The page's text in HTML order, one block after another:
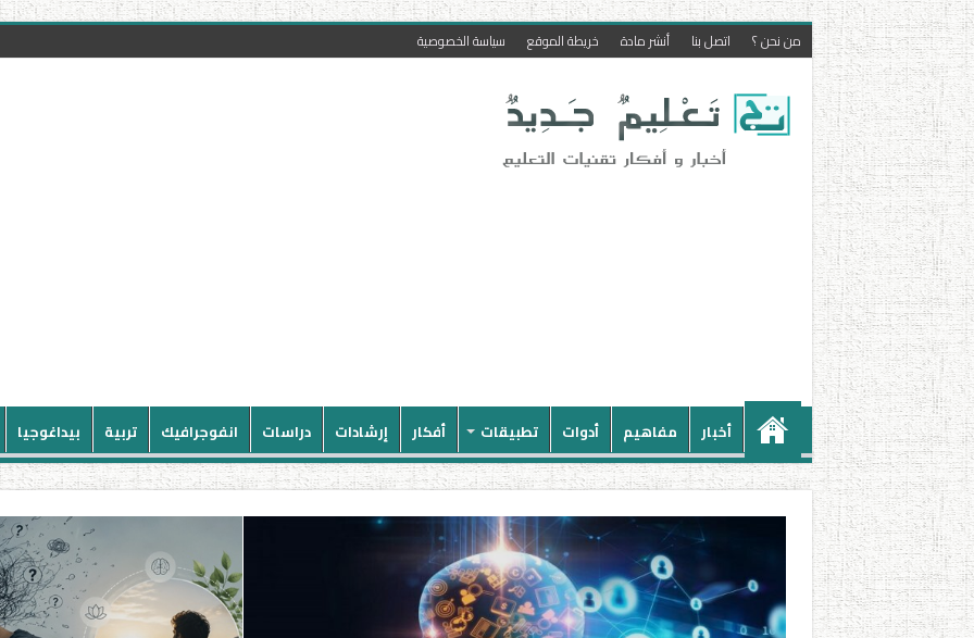
من نحن ؟ اتصل بنا أنشر مادة خريطة الموقع سياسة الخصوصية
أخبار مفاهيم أدوات تطبيقات أفكار إرشادات دراسات انفوجرافيك تربية بيداغوجيا